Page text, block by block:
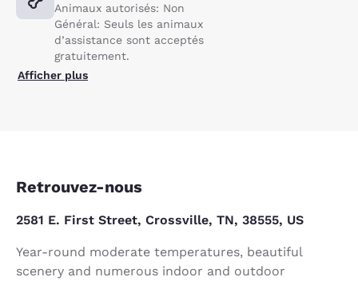
Animaux autorisés: Non
Général: Seuls les animaux
d’assistance sont acceptés
gratuitement.
Afficher plus
Retrouvez-nous
2581 E. First Street, Crossville, TN, 38555, US
Year-round moderate temperatures, beautiful
scenery and numerous indoor and outdoor